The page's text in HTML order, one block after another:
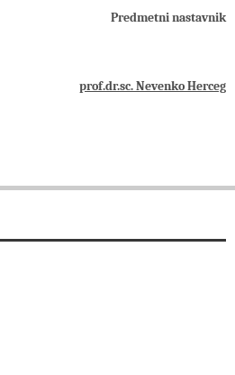
Predmetni nastavnik
prof.dr.sc. Nevenko Herceg